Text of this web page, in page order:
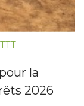
TTT
la
2026